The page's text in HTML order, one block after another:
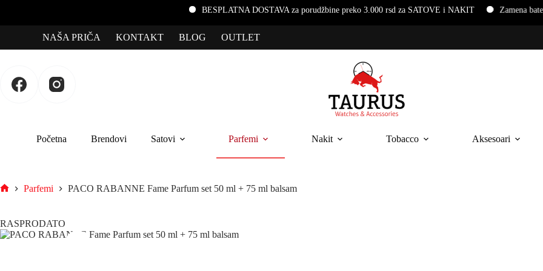
BESPLATNA DOSTAVA za porudžbine preko 3.000 rsd za SATOVE i NAKIT Zamena baterija i
NAŠA PRIČA KONTAKT BLOG OUTLET
Početna Brendovi Satovi Parfemi Nakit Tobacco Aksesoari
Parfemi PACO RABANNE Fame Parfum set 50 ml + 75 ml balsam
RASPRODATO